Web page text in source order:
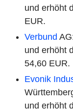
und erhöht
EUR.
Verbund
und erhöht
54,60 EUR.
Evonik
und erhöht